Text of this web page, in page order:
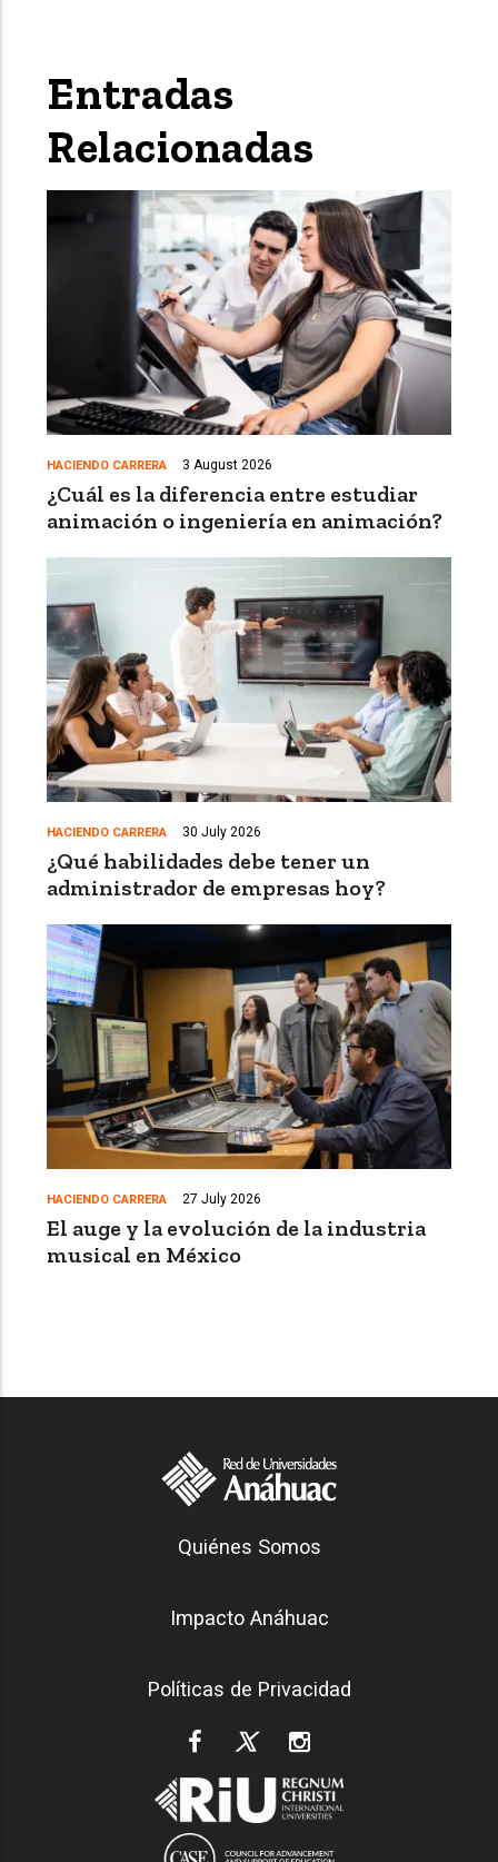
Entradas
Relacionadas
HACIENDO CARRERA 3 August 2026
¿Cuál es la diferencia entre estudiar
animación o ingeniería en animación?
HACIENDO CARRERA 30 July 2026
¿Qué habilidades debe tener un
administrador de empresas hoy?
HACIENDO CARRERA 27 July 2026
El auge y la evolución de la industria
musical en México
Generación Anáhuac
Quiénes Somos
Impacto Anáhuac
Políticas de Privacidad